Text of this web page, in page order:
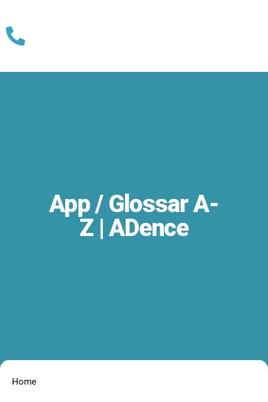
Skip
App / Glossar A-
Z | ADence
Home